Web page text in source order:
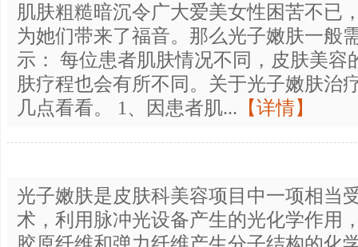
肌肤粗糙暗沉令广大爱美女性困苦不已
为她们带来了福音。那么光子嫩肤一般
示： 每位患者肌肤情况不同，皮肤美容
肤疗程也会有所不同。关于光子嫩肤治
几点看看。 1、因患者肌... 【详情】
光子嫩肤是皮肤科美容项目中一项相当
术，利用脉冲光设备产生的光化学作用